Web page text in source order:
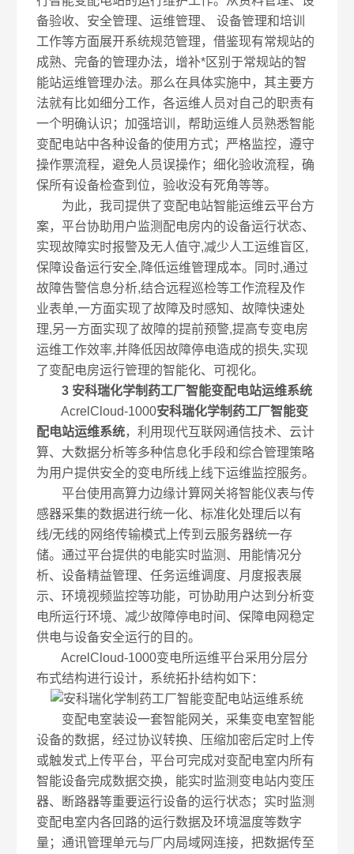
备验收、安全管理、运维管理、 设备管理和培训
工作等方面展开系统规范管理，借鉴现有常规站的
成熟、完备的管理办法，增补*区别于常规站的智
能站运维管理办法。那么在具体实施中，其主要方
法就有比如细分工作，各运维人员对自己的职责有
一个明确认识；加强培训，帮助运维人员熟悉智能
变配电站中各种设备的使用方式；严格监控，遵守
操作票流程，避免人员误操作；细化验收流程，确
保所有设备检查到位，验收没有死角等等。
为此，我司提供了变配电站智能运维云平台方
案，平台协助用户监测配电房内的设备运行状态、
实现故障实时报警及无人值守,减少人工运维盲区,
保障设备运行安全,降低运维管理成本。同时,通过
故障告警信息分析,结合远程巡检等工作流程及作
业表单,一方面实现了故障及时感知、故障快速处
理,另一方面实现了故障的提前预警,提高专变电房
运维工作效率,并降低因故障停电造成的损失,实现
了变配电房运行管理的智能化、可视化。
3 安科瑞化学制药工厂智能变配电站运维系统
AcrelCloud-1000安科瑞化学制药工厂智能变
配电站运维系统，利用现代互联网通信技术、云计
算、大数据分析等多种信息化手段和综合管理策略
为用户提供安全的变电所线上线下运维监控服务。
平台使用高算力边缘计算网关将智能仪表与传
感器采集的数据进行统一化、标准化处理后以有
线/无线的网络传输模式上传到云服务器统一存
储。通过平台提供的电能实时监测、用能情况分
析、设备精益管理、任务运维调度、月度报表展
示、环境视频监控等功能，可协助用户达到分析变
电所运行环境、减少故障停电时间、保障电网稳定
供电与设备安全运行的目的。
AcrelCloud-1000变电所运维平台采用分层分
布式结构进行设计，系统拓扑结构如下：
变配电室装设一套智能网关，采集变电室智能
设备的数据，经过协议转换、压缩加密后定时上传
或触发式上传平台，平台可完成对变配电室内所有
智能设备完成数据交换，能实时监测变电站内变压
器、断路器等重要运行设备的运行状态；实时监测
变配电室内各回路的运行数据及环境温度等数字
量；通讯管理单元与厂内局域网连接，把数据传至